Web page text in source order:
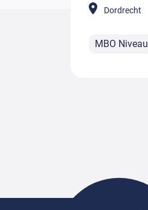
Dordrecht
MBO Niveau